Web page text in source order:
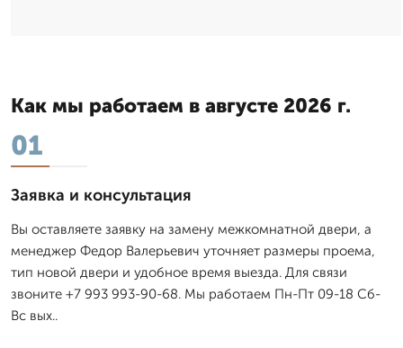
Как мы работаем в августе 2026 г.
01
Заявка и консультация
Вы оставляете заявку на замену межкомнатной двери, а
менеджер Федор Валерьевич уточняет размеры проема,
тип новой двери и удобное время выезда. Для связи
звоните +7 993 993-90-68. Мы работаем Пн-Пт 09-18 Сб-
Вс вых..